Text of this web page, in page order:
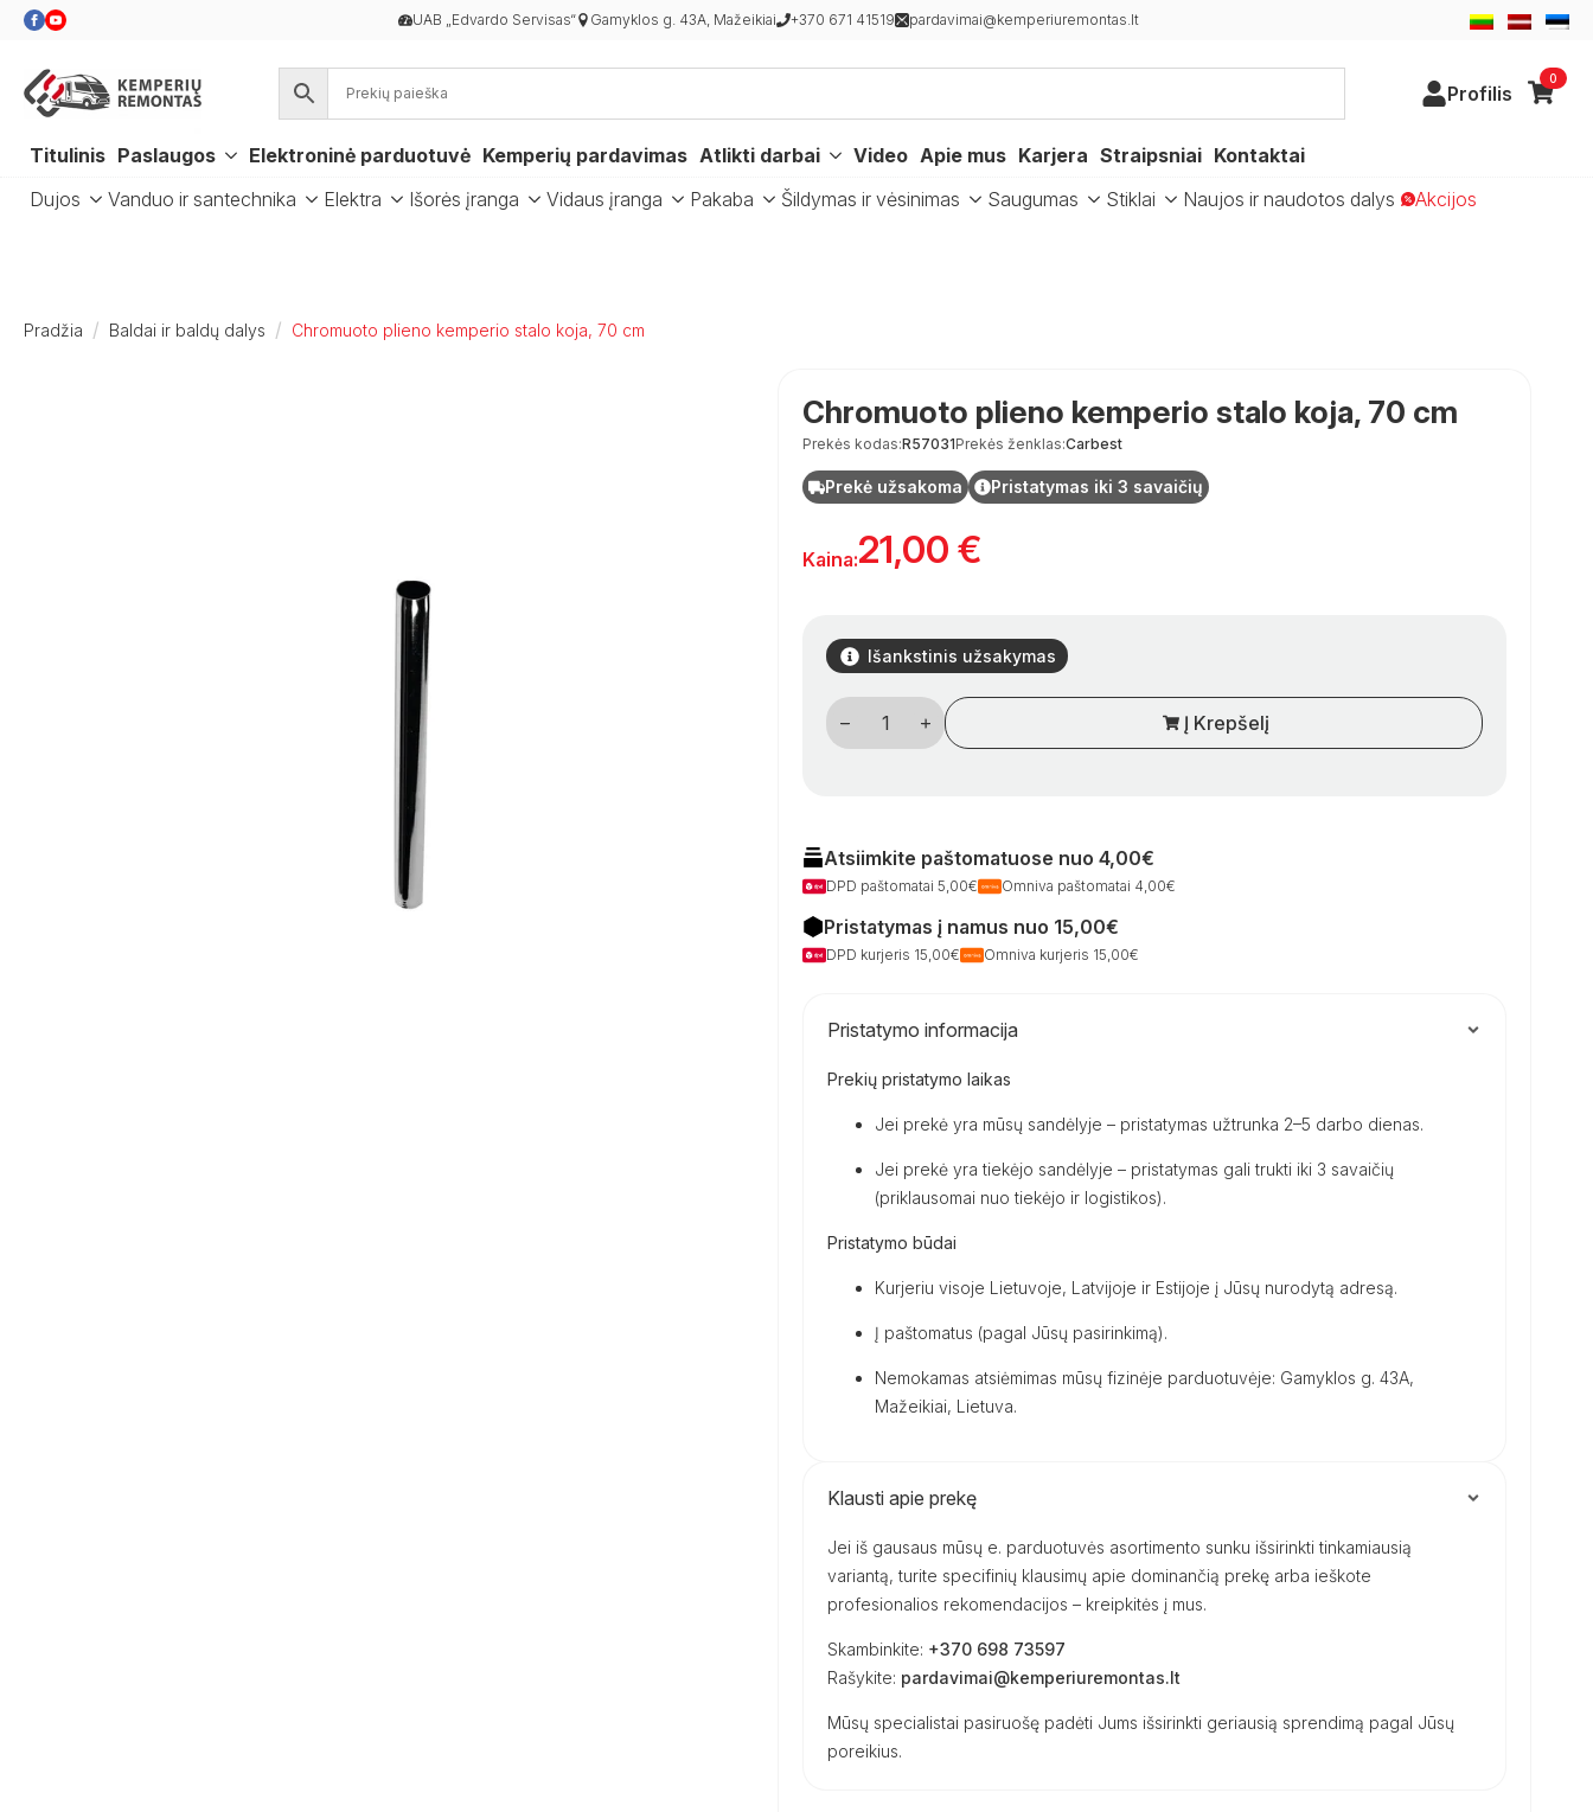
UAB „Edvardo Servisas“ Gamyklos g. 43A, Mažeikiai +370 671 41519 pardavimai@kemperiuremontas.lt
Profilis
0
Titulinis Paslaugos Elektroninė parduotuvė Kemperių pardavimas Atlikti darbai Video Apie mus Karjera Straipsniai Kontaktai
Dujos
Vanduo ir santechnika Elektra Išorės įranga Vidaus įranga Pakaba Šildymas ir vėsinimas Saugumas Stiklai Naujos ir naudotos dalys Akcijos
Pradžia Baldai ir baldų dalys Chromuoto plieno kemperio stalo koja, 70 cm
Chromuoto plieno kemperio stalo koja, 70 cm
Prekės kodas:R57031Prekės ženklas:Carbest
Prekė užsakoma Pristatymas iki 3 savaičių
Kaina:21,00 €
Išankstinis užsakymas
produkto
kiekis:
Chromuoto
cm
Į Krepšelį
Atsiimkite paštomatuose nuo 4,00€
DPD paštomatai 5,00€ Omniva paštomatai 4,00€
Pristatymas į namus nuo 15,00€
DPD kurjeris 15,00€ Omniva kurjeris 15,00€
Pristatymo informacija
Prekių pristatymo laikas
Jei prekė yra mūsų sandėlyje – pristatymas užtrunka 2–5 darbo dienas.
Jei prekė yra tiekėjo sandėlyje – pristatymas gali trukti iki 3 savaičių
(priklausomai nuo tiekėjo ir logistikos).
Pristatymo būdai
Kurjeriu visoje Lietuvoje, Latvijoje ir Estijoje į Jūsų nurodytą adresą.
Į paštomatus (pagal Jūsų pasirinkimą).
Nemokamas atsiėmimas mūsų fizinėje parduotuvėje: Gamyklos g. 43A,
Mažeikiai, Lietuva.
Klausti apie prekę
Jei iš gausaus mūsų e. parduotuvės asortimento sunku išsirinkti tinkamiausią
variantą, turite specifinių klausimų apie dominančią prekę arba ieškote
profesionalios rekomendacijos – kreipkitės į mus.
Skambinkite: +370 698 73597
Rašykite: pardavimai@kemperiuremontas.lt
Mūsų specialistai pasiruošę padėti Jums išsirinkti geriausią sprendimą pagal Jūsų
poreikius.